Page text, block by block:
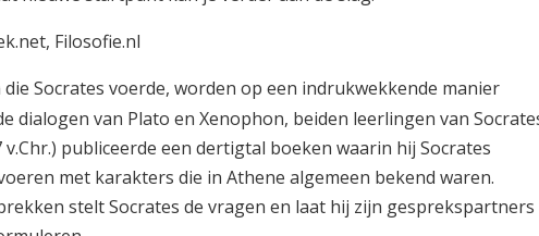
Filosofie.nl
Socrates voerde, worden op een indrukwekkende manier
dialogen van Plato en Xenophon, beiden leerlingen van
v.Chr.) publiceerde een dertigtal boeken waarin hij Socrates
met karakters die in Athene algemeen bekend waren.
stelt Socrates de vragen en laat hij zijn gesprekspartners